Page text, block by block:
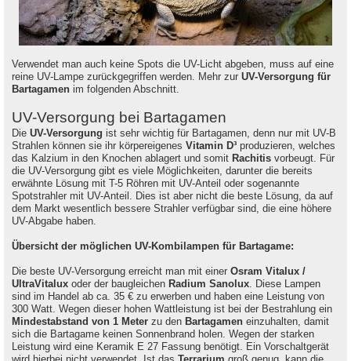
Verwendet man auch keine Spots die UV-Licht abgeben, muss auf eine
reine UV-Lampe zurückgegriffen werden. Mehr zur UV-Versorgung für
Bartagamen im folgenden Abschnitt.
UV-Versorgung bei Bartagamen
Die UV-Versorgung ist sehr wichtig für Bartagamen, denn nur mit UV-B
Strahlen können sie ihr körpereigenes Vitamin D³ produzieren, welches
das Kalzium in den Knochen ablagert und somit Rachitis vorbeugt. Für
die UV-Versorgung gibt es viele Möglichkeiten, darunter die bereits
erwähnte Lösung mit T-5 Röhren mit UV-Anteil oder sogenannte
Spotstrahler mit UV-Anteil. Dies ist aber nicht die beste Lösung, da auf
dem Markt wesentlich bessere Strahler verfügbar sind, die eine höhere
UV-Abgabe haben.
Übersicht der möglichen UV-Kombilampen für Bartagame:
Die beste UV-Versorgung erreicht man mit einer Osram Vitalux /
UltraVitalux oder der baugleichen Radium Sanolux . Diese Lampen
sind im Handel ab ca. 35 € zu erwerben und haben eine Leistung von
300 Watt. Wegen dieser hohen Wattleistung ist bei der Bestrahlung ein
Mindestabstand von 1 Meter zu den Bartagamen einzuhalten, damit
sich die Bartagame keinen Sonnenbrand holen. Wegen der starken
Leistung wird eine Keramik E 27 Fassung benötigt. Ein Vorschaltgerät